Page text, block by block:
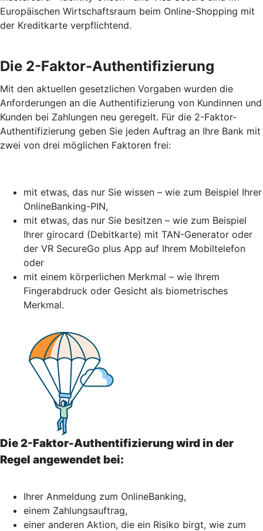
Europäischen Wirtschaftsraum beim Online-Shopping mit
der Kreditkarte verpflichtend.
Die 2-Faktor-Authentifizierung
Mit den aktuellen gesetzlichen Vorgaben wurden die
Anforderungen an die Authentifizierung von Kundinnen und
Kunden bei Zahlungen neu geregelt. Für die 2-Faktor-
Authentifizierung geben Sie jeden Auftrag an Ihre Bank mit
zwei von drei möglichen Faktoren frei:
mit etwas, das nur Sie wissen – wie zum Beispiel Ihrer
OnlineBanking-PIN,
mit etwas, das nur Sie besitzen – wie zum Beispiel
Ihrer girocard (Debitkarte) mit TAN-Generator oder
der VR SecureGo plus App auf Ihrem Mobiltelefon
oder
mit einem körperlichen Merkmal – wie Ihrem
Fingerabdruck oder Gesicht als biometrisches
Merkmal.
Die 2-Faktor-Authentifizierung wird in der
Regel angewendet bei:
Ihrer Anmeldung zum OnlineBanking,
einem Zahlungsauftrag,
einer anderen Aktion, die ein Risiko birgt, wie zum